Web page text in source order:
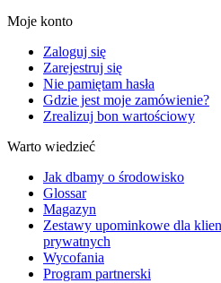
Moje konto
Zaloguj się
Zarejestruj się
Nie pamiętam hasła
Gdzie jest moje zamówienie?
Zrealizuj bon wartościowy
Warto wiedzieć
Jak dbamy o środowisko
Glossar
Magazyn
Zestawy upominkowe dla
prywatnych
Wycofania
Program partnerski